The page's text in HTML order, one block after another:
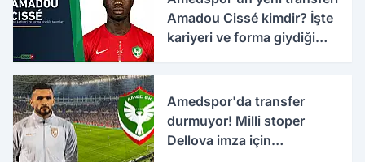
Amadou Cissé kimdir? İşte
kariyeri ve forma giydiği
Amedspor'da transfer
durmuyor! Milli stoper
Dellova imza için